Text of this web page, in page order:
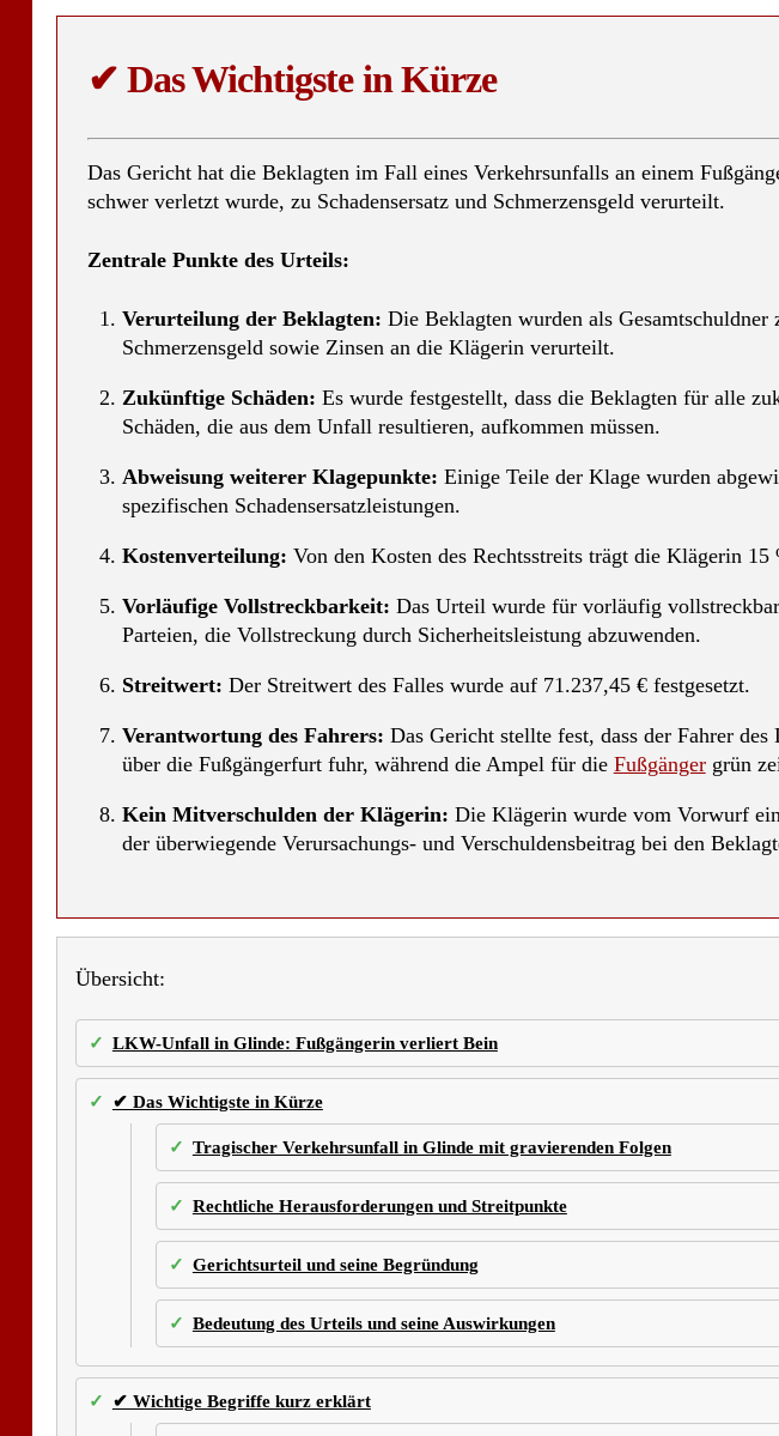
✔ Das Wichtigste in Kürze
Das Gericht hat die Beklagten im Fall eines Verkehrsunfalls an einem
schwer verletzt wurde, zu Schadensersatz und Schmerzensgeld verurteilt.
Zentrale Punkte des Urteils:
Verurteilung der Beklagten: Die Beklagten wurden als
Schmerzensgeld sowie Zinsen an die Klägerin verurteilt.
Zukünftige Schäden: Es wurde festgestellt, dass die Beklagten für alle
Schäden, die aus dem Unfall resultieren, aufkommen müssen.
Abweisung weiterer Klagepunkte: Einige Teile der Klage wurden
spezifischen Schadensersatzleistungen.
Kostenverteilung: Von den Kosten des Rechtsstreits trägt die Klägerin
Vorläufige Vollstreckbarkeit: Das Urteil wurde für vorläufig
Parteien, die Vollstreckung durch Sicherheitsleistung abzuwenden.
Streitwert: Der Streitwert des Falles wurde auf 71.237,45 € festgesetzt.
Verantwortung des Fahrers: Das Gericht stellte fest, dass der Fahrer
über die Fußgängerfurt fuhr, während die Ampel für die Fußgängergrün
Kein Mitverschulden der Klägerin: Die Klägerin wurde vom Vorwurf
der überwiegende Verursachungs- und Verschuldensbeitrag bei den
Übersicht:
LKW-Unfall in Glinde: Fußgängerin verliert Bein
✔ Das Wichtigste in Kürze
Tragischer Verkehrsunfall in Glinde mit gravierenden Folgen
Rechtliche Herausforderungen und Streitpunkte
Gerichtsurteil und seine Begründung
Bedeutung des Urteils und seine Auswirkungen
✔ Wichtige Begriffe kurz erklärt